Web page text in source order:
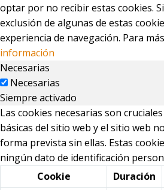
optar por no recibir estas cookies.
exclusión de algunas de estas
experiencia de navegación. Para
información
Necesarias
Necesarias
Siempre activado
Las cookies necesarias son
básicas del sitio web y el sitio web
forma prevista sin ellas. Estas
ningún dato de identificación
Cookie
Duración